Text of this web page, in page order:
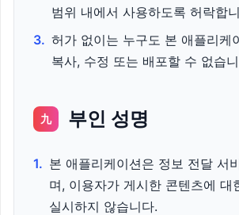
범위 내에서 사용하도록 허락합
3. 허가 없이는 누구도 본 애플리케
복사, 수정 또는 배포할 수 없습
九 부인 성명
1. 본 애플리케이션은 정보 전달 서
며, 이용자가 게시한 콘텐츠에 대
실시하지 않습니다.